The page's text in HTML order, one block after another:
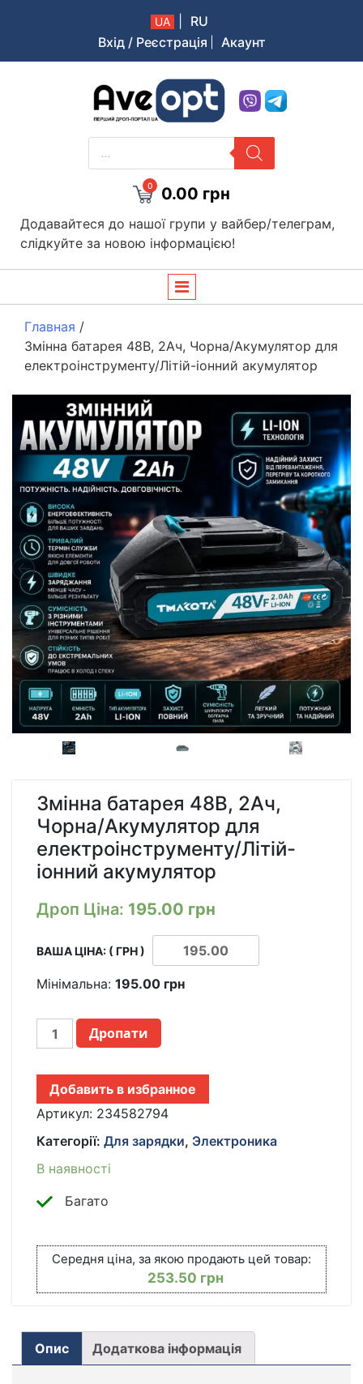
UA
RU
Вхід / Реєстрація
Акаунт
Aveopt – оптова дропшипінг платформа в Україні
PRODUCTS
SEARCH
0 0.00 грн
Додавайтеся до нашої групи у вайбер/телеграм,
слідкуйте за новою інформацією!
Главная /
Змінна батарея 48В, 2Ач, Чорна/Акумулятор для
електроінструменту/Літій-іонний акумулятор
Змінна батарея 48В, 2Ач,
Чорна/Акумулятор для
електроінструменту/Літій-
іонний акумулятор
Дроп Ціна: 195.00 грн
ВАША ЦІНА: ( ГРН )
Мінімальна: 195.00 грн
СМЕННЫЙ
АККУМУЛЯТОР
2AH,
ЧЕРНЫЙ/
АККУМУЛЯТОР
ЭЛЕКТРОИНСТРУМЕНТА/
ЛИТИЙ-
АККУМУЛЯТОР
Дропати
Добавить в избранное
Артикул: 234582794
Категорії: Для зарядки, Электроника
В наявності
Багато
Середня ціна, за якою продають цей товар:
253.50 грн
Опис Додаткова інформація